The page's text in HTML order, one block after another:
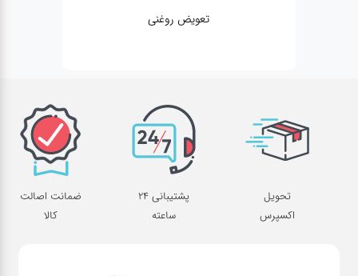
تعویض روغنی
تحویل
اکسپرس
پشتیبانی 24
ساعته
ضمانت اصالت
کالا